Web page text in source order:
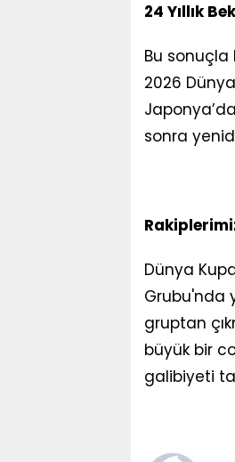
24 Yıllık
Bu sonuçla
2026
sonra
Dünya
Grubu'nda
gruptan
büyük bir
galibiyeti